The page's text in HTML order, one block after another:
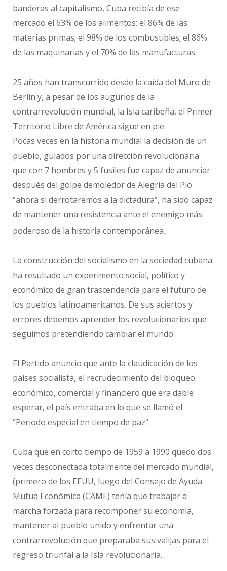
banderas al capitalismo, Cuba recibía de ese
mercado el 63% de los alimentos; el 86% de las
materias primas; el 98% de los combustibles; el 86%
de las maquinarias y el 70% de las manufacturas.
25 años han transcurrido desde la caída del Muro de
Berlín y, a pesar de los augurios de la
contrarrevolución mundial, la Isla caribeña, el Primer
Territorio Libre de América sigue en pie.
Pocas veces en la historia mundial la decisión de un
pueblo, guiados por una dirección revolucionaria
que con 7 hombres y 5 fusiles fue capaz de anunciar
después del golpe demoledor de Alegría del Pio
“ahora si derrotaremos a la dictadura”, ha sido capaz
de mantener una resistencia ante el enemigo más
poderoso de la historia contemporánea.
La construcción del socialismo en la sociedad cubana
ha resultado un experimento social, político y
económico de gran trascendencia para el futuro de
los pueblos latinoamericanos. De sus aciertos y
errores debemos aprender los revolucionarios que
seguimos pretendiendo cambiar el mundo.
El Partido anuncio que ante la claudicación de los
países socialista, el recrudecimiento del bloqueo
económico, comercial y financiero que era dable
esperar, el país entraba en lo que se llamó el
“Periodo especial en tiempo de paz”.
Cuba que en corto tiempo de 1959 a 1990 quedo dos
veces desconectada totalmente del mercado mundial,
(primero de los EEUU, luego del Consejo de Ayuda
Mutua Económica (CAME) tenía que trabajar a
marcha forzada para recomponer su economía,
mantener al pueblo unido y enfrentar una
contrarrevolución que preparaba sus valijas para el
regreso triunfal a la Isla revolucionaria.